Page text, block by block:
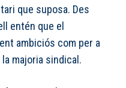
que suposa. Des
entén que el
ambiciós com per a
majoria sindical.